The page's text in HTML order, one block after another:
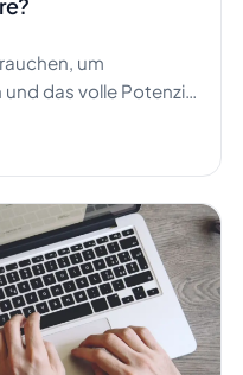
um
das volle Potenzial